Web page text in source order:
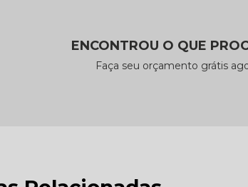
ENCONTROU O QUE
Faça seu orçamento grátis